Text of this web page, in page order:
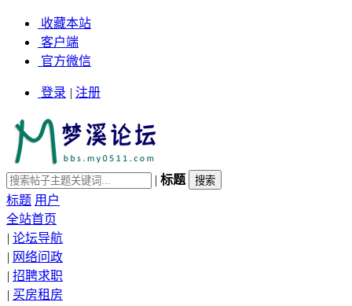
收藏本站
客户端
官方微信
登录 | 注册
| 标题
标题 用户
全站首页
| 论坛导航
| 网络问政
| 招聘求职
| 买房租房